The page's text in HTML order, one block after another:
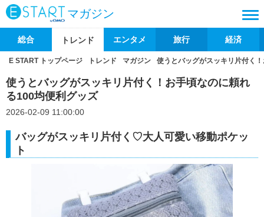
マガジン
総合 トレンド エンタメ 旅行 経済
E START トップページ トレンド マガジン 使うとバッグがスッキリ片付く
使うとバッグがスッキリ片付く！お手頃なのに頼れ
る100均便利グッズ
2026-02-09 11:00:00
バッグがスッキリ片付く♡大人可愛い移動ポケッ
ト